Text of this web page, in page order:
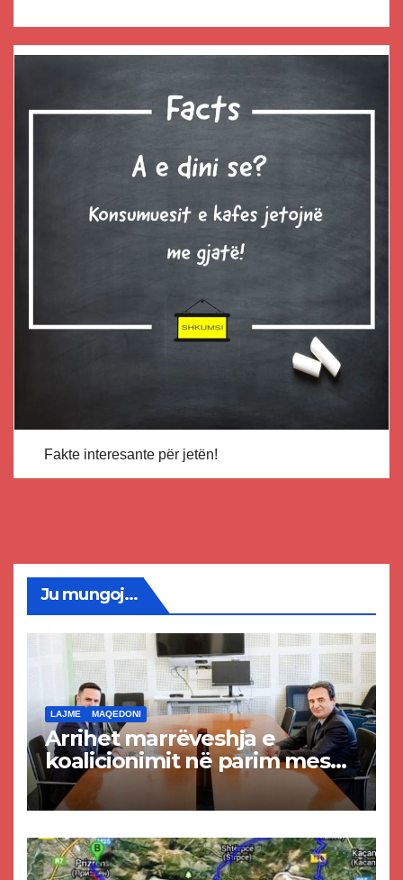
Fakte interesante për jetën!
Ju mungoj...
LAJME MAQEDONI
Arrihet marrëveshja e
koalicionimit në parim mes
Kurtit dhe Abdixhikut